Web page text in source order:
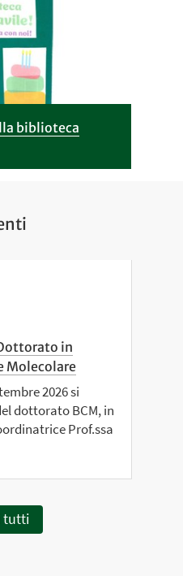
biblioteca
in
Molecolare
2026 si
dottorato BCM, in
Prof.ssa
tutti